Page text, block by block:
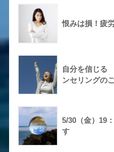
恨みは損！疲
自分を信じる
ンセリングの
5/30（金）19
す